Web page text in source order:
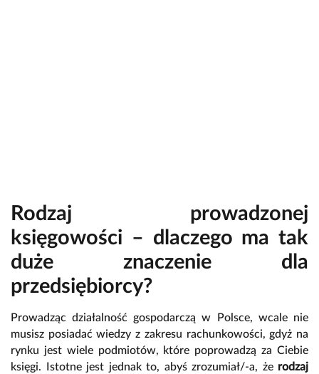
Rodzaj prowadzonej
księgowości – dlaczego ma tak
duże znaczenie dla
przedsiębiorcy?
Prowadząc działalność gospodarczą w Polsce, wcale nie
musisz posiadać wiedzy z zakresu rachunkowości, gdyż na
rynku jest wiele podmiotów, które poprowadzą za Ciebie
księgi. Istotne jest jednak to, abyś zrozumiał/-a, że rodzaj